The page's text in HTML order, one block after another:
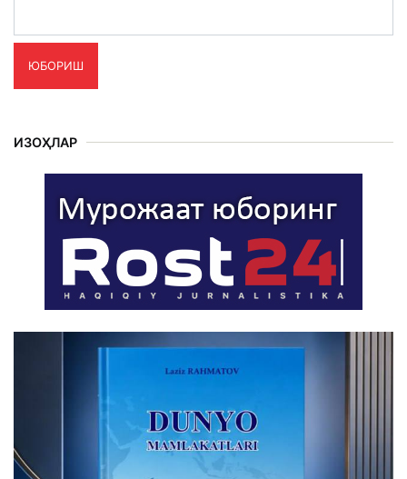
ЮБОРИШ
ИЗОҲЛАР